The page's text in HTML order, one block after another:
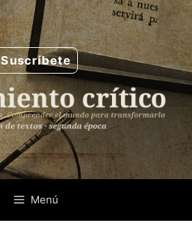
Suscríbete
Menú